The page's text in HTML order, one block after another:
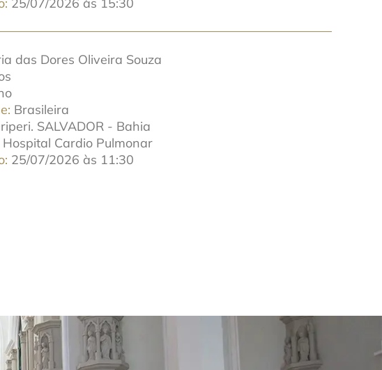
das Dores Oliveira Souza
Brasileira
SALVADOR - Bahia
Hospital Cardio Pulmonar
25/07/2026 às 11:30